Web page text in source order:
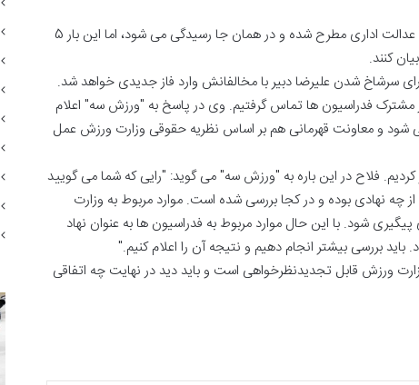
این در حالی است که معمولا شکایت از مجامع انتخاباتی در دیوان عدالت اداری مطرح شده و در همان جا رسیدگی می شود، اما این بار 5
کنند.
سرشاخ شدن علیرضا دبیر با مخالفانش وارد فاز جدیدی خواهد شد.
مشترک فدراسیون ها تماس گرفتیم. وی در پاسخ به "ورزش سه" اعلام
شود و معاونت قهرمانی هم بر اساس نظریه حقوقی وزارت ورزش عمل
فلاح در این باره به "ورزش سه" می گوید: "رایی که شما می گویید
چه نهادی بوده و در کجا بررسی شده است. موارد مربوط به وزارت
شود. با این حال موارد مربوط به فدراسیون ها به عنوان نهاد
بررسی بیشتر انجام دهیم و نتیجه آن را اعلام کنیم."
ورزش قابل تجدیدنظرخواهی است و باید دید در نهایت چه اتفاقی